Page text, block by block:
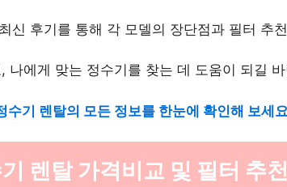
신 후기를 통해 각 모델의 장단점과 필터 추
나에게 맞는 정수기를 찾는 데 도움이 되길
수기 렌탈의 모든 정보를 한눈에 확인해 보세
렌탈 가격비교 및 필터 추